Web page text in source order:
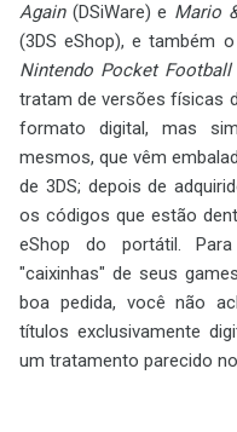
Again(DSiWare) e Mario
(3DS eShop), e também
Nintendo Pocket Football
tratam de versões físicas
formato digital, mas
mesmos, que vêm
de 3DS; depois de
os códigos que estão
eShop do portátil.
"caixinhas" de seus
boa pedida, você não
títulos exclusivamente
um tratamento parecido